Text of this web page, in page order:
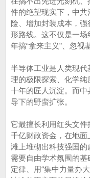
件的绝望现实下，中
险、增加封装成本，
形路线。这不仅是一
年搞“拿来主义”、忽视
半导体工业是人类现
理的极限探索、化学
十年的匠人沉淀。而
导下的野蛮扩张。
它最擅长利用红头文件
千亿财政资金，在地
滩上堆砌出科技强国的
需要自由学术氛围的
定律、用“集中力量办